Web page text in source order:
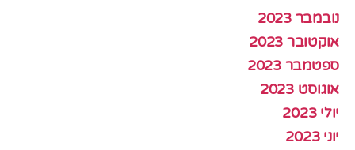
נובמבר 2023
אוקטובר 2023
ספטמבר 2023
אוגוסט 2023
יולי 2023
יוני 2023